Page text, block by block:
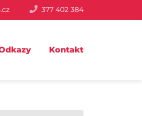
377 402 384
Kontakt